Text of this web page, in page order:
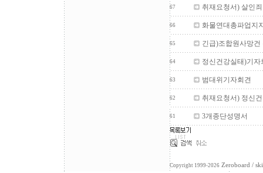
67 취재요청서) 살인
66 화물연대총파업지
65 긴급)조합원사망
64 정신건강실태)기자
63 범대위기자회견
62 취재요청서) 정신
61 3개종단성명서
Copyright 1999-2026 Zeroboard /